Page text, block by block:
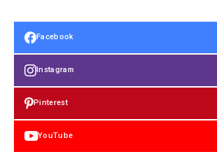
Facebook
Instagram
Pinterest
YouTube